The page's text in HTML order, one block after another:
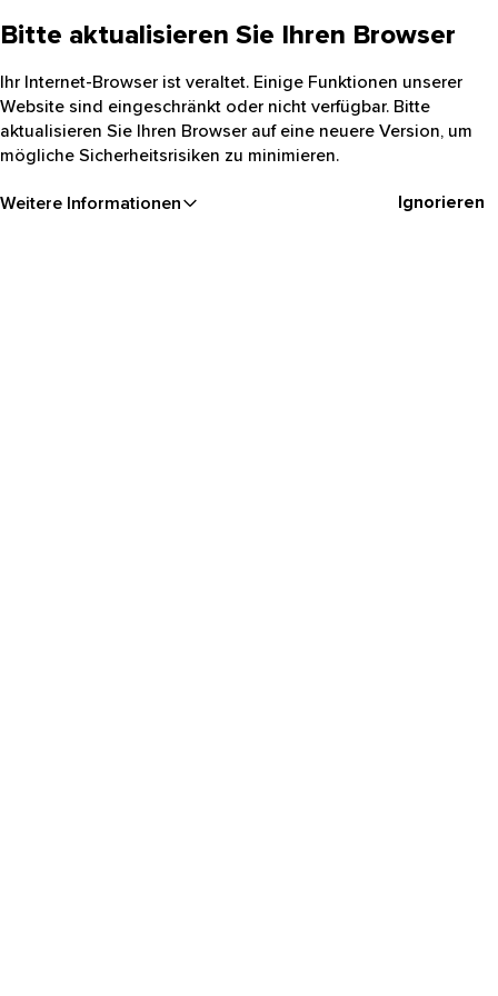
Bitte aktualisieren Sie Ihren Browser
Ihr Internet-Browser ist veraltet. Einige Funktionen unserer
Website sind eingeschränkt oder nicht verfügbar. Bitte
aktualisieren Sie Ihren Browser auf eine neuere Version, um
mögliche Sicherheitsrisiken zu minimieren.
Weitere Informationen Ignorieren